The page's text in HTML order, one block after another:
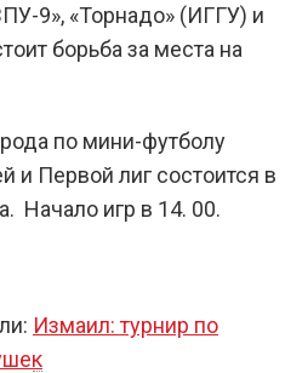
9», «Торнадо» (ИГГУ) и
борьба за места на
по мини-футболу
Первой лиг состоится в
Начало игр в 14. 00.
Измаил: турнир по